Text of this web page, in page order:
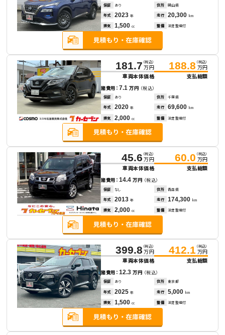
保証 あり 住所 岡山県
年式 2023 年 走行 20,300 km
排気 1,500 cc 整備 法定整備付
181.7 （税込）
万円
車両本体価格
188.8 （税込）
万円
支払総額
諸費用：7.1万円 （税込）
保証 あり 住所 千葉県
年式 2020 年 走行 69,600 km
排気 2,000 cc 整備 法定整備付
45.6 （税込）
万円
車両本体価格
60.0 （税込）
万円
支払総額
諸費用：14.4万円 （税込）
保証 なし 住所 青森県
年式 2013 年 走行 174,300 km
排気 2,000 cc 整備 法定整備付
399.8 （税込）
万円
車両本体価格
412.1 （税込）
万円
支払総額
諸費用：12.3万円 （税込）
保証 あり 住所 東京都
年式 2025 年 走行 5,000 km
排気 1,500 cc 整備 法定整備付